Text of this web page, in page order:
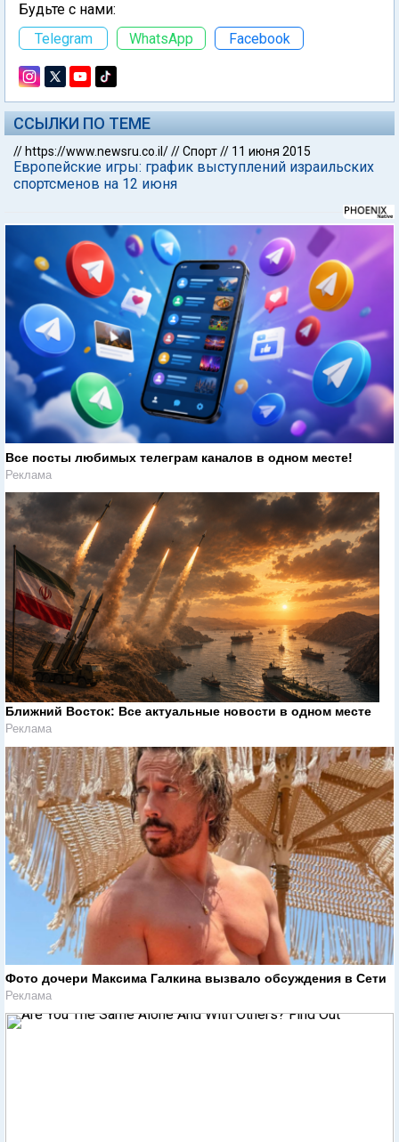
Будьте с нами:
Telegram
WhatsApp Facebook
ССЫЛКИ ПО ТЕМЕ
// https://www.newsru.co.il///Спорт// 11 июня 2015
Европейские игры: график выступлений израильских
спортсменов на 12 июня
Все посты любимых телеграм каналов в одном месте!
Реклама
Ближний Восток: Все актуальные новости в одном месте
Реклама
Фото дочери Максима Галкина вызвало обсуждения в Сети
Реклама